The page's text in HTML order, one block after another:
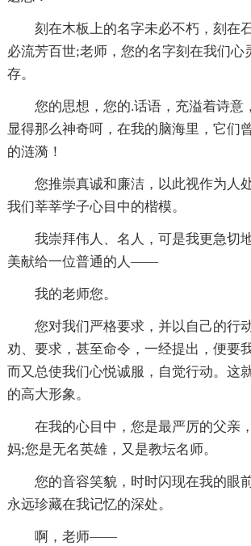
刻在木板上的名字未必不朽，刻在
必流芳百世;老师，您的名字刻在我们心
存。
您的思想，您的.话语，充溢着诗意
显得那么神奇呵，在我的脑海里，它们
的涟漪！
您推崇真诚和廉洁，以此视作为人
我们莘莘学子心目中的楷模。
我崇拜伟人、名人，可是我更急切
美献给一位普通的人――
我的老师您。
您对我们严格要求，并以自己的行
劝、要求，甚至命令，一经提出，便要
而又总使我们心悦诚服，自觉行动。这
的高大形象。
在我的心目中，您是最严厉的父亲
妈;您是无名英雄，又是教坛名师。
您的音容笑貌，时时闪现在我的眼前
永远珍藏在我记忆的深处。
啊，老师――